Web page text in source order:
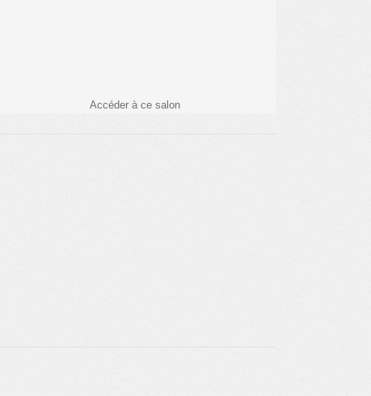
Accéder à ce salon